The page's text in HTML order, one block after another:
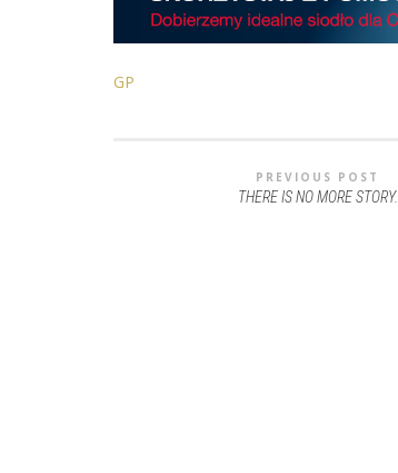
GP
PREVIOUS POST
THERE IS NO MORE STORY.